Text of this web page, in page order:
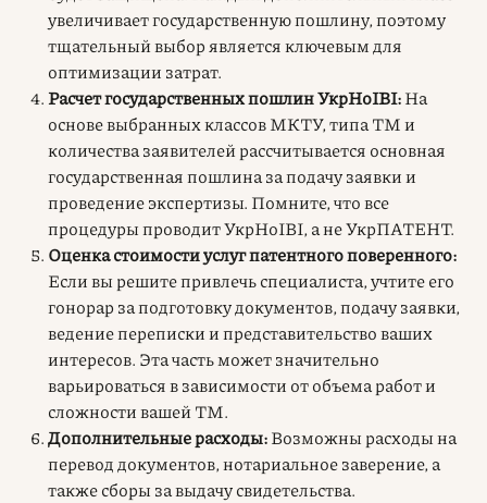
увеличивает государственную пошлину, поэтому
тщательный выбор является ключевым для
оптимизации затрат.
Расчет государственных пошлин УкрНоІВІ:На
основе выбранных классов МКТУ, типа ТМ и
количества заявителей рассчитывается основная
государственная пошлина за подачу заявки и
проведение экспертизы. Помните, что все
процедуры проводит УкрНоІВІ, а не УкрПАТЕНТ.
Оценка стоимости услуг патентного поверенного:
Если вы решите привлечь специалиста, учтите его
гонорар за подготовку документов, подачу заявки,
ведение переписки и представительство ваших
интересов. Эта часть может значительно
варьироваться в зависимости от объема работ и
сложности вашей ТМ.
Дополнительные расходы:Возможны расходы на
перевод документов, нотариальное заверение, а
также сборы за выдачу свидетельства.